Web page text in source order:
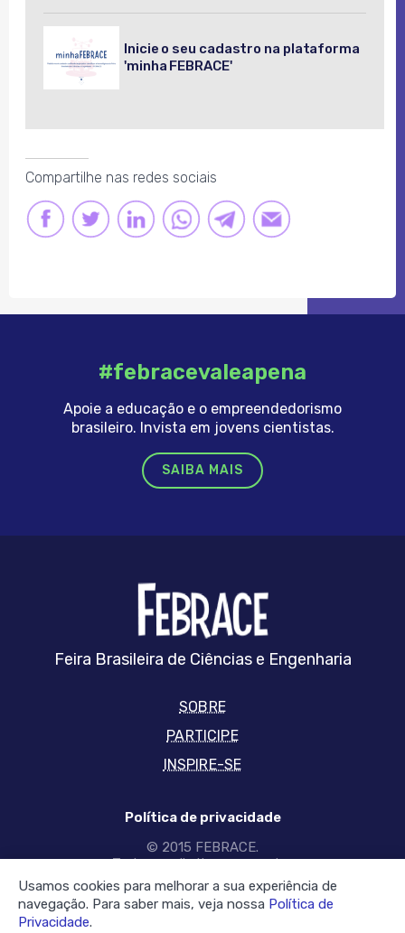
Inicie o seu cadastro na plataforma
'minha FEBRACE'
Compartilhe nas redes sociais
FACEBOOK
LINK
TWITTER
LINK
LINKEDIN
LINK
#febracevaleapena
Apoie a educação e o empreendedorismo
brasileiro. Invista em jovens cientistas.
SAIBA MAIS
FEBRRACE
Feira Brasileira de Ciências e Engenharia
SOBRE
PARTICIPE
INSPIRE-SE
Política de privacidade
© 2015 FEBRACE.
Todos os direitos reservados
SIGA-NOS NAS REDES
Usamos cookies para melhorar a sua experiência de
navegação. Para saber mais, veja nossa Política de
Privacidade.